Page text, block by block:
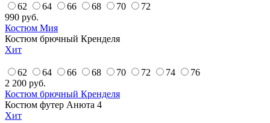
62 64 66 68 70
72
990 руб.
Костюм Мия
Костюм брючный Кренделя
Хит
62 64 66 68 70 72 74
76
2 200 руб.
Костюм брючный Кренделя
Костюм футер Анюта 4
Хит